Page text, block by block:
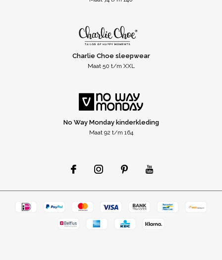
Charlie Choe sleepwear
Maat 50 t/m XXL
No Way Monday kinderkleding
Maat 92 t/m 164